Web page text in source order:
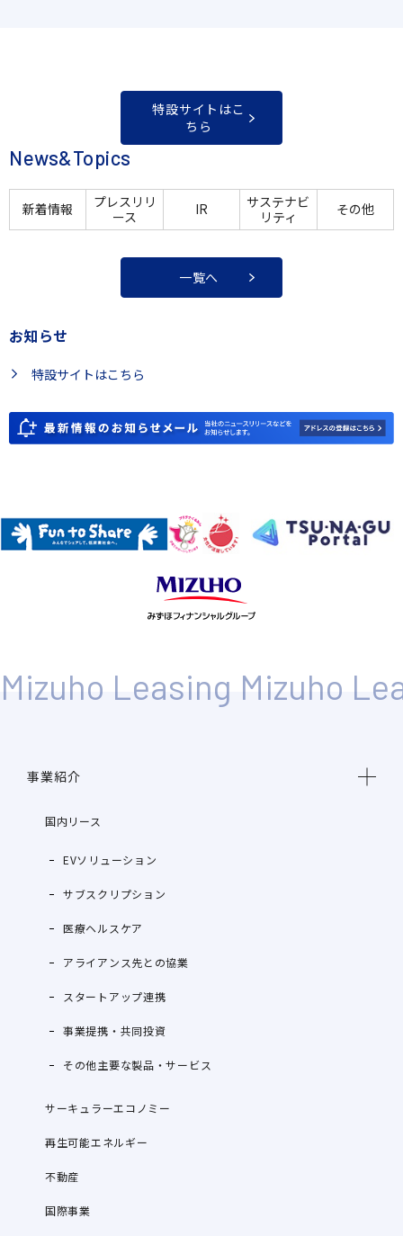
特設サイトはこ
ちら
News&Topics
新着情報
プレスリリ
ース
IR
サステナビ
リティ
その他
一覧へ
お知らせ
特設サイトはこちら
事業紹介
国内リース
EVソリューション
サブスクリプション
医療ヘルスケア
アライアンス先との協業
スタートアップ連携
事業提携・共同投資
その他主要な製品・サービス
サーキュラーエコノミー
再生可能エネルギー
不動産
国際事業